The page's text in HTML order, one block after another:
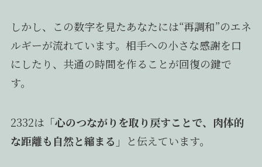
しかし、この数字を見たあなたには“再調和”のエネ
ルギーが流れています。相手への小さな感謝を口
にしたり、共通の時間を作ることが回復の鍵で
す。
2332は 「心のつながりを取り戻すことで、肉体的
な距離も自然と縮まる」
と伝えています。